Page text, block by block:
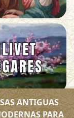
ANTIGUAS
PARA